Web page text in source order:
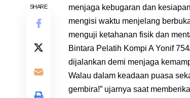
SHARE
menjaga kebugaran dan
mengisi waktu menjelang
menguji ketahanan fisik dan
Bintara Pelatih Kompi A Yonif
dijalankan demi menjaga
Walau dalam keadaan puasa
gembira!” ujarnya saat